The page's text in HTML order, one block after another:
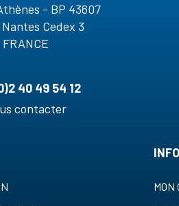
- BP 43607
Cedex 3
FRANCE
40 49 54 12
contacter
MON